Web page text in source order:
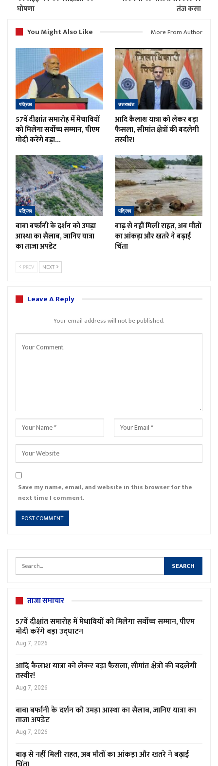
घोषणा
तंज कसा
You Might Also Like
More From Author
पत्रिका
57वें दीक्षांत समारोह में मेधावियों
को मिलेगा सर्वोच्च सम्मान, पीएम
मोदी करेंगे बड़ा…
उत्तराखंड
आदि कैलाश यात्रा को लेकर बड़ा
फैसला, सीमांत क्षेत्रों की बदलेगी
तस्वीर!
पत्रिका
बाबा बर्फानी के दर्शन को उमड़ा
आस्था का सैलाब, जानिए यात्रा
का ताजा अपडेट
पत्रिका
बाढ़ से नहीं मिली राहत, अब मौतों
का आंकड़ा और खतरे ने बढ़ाई
चिंता
PREV NEXT
Leave A Reply
Your email address will not be published.
Save my name, email, and website in this browser for the
next time I comment.
ताजा समाचार
57वें दीक्षांत समारोह में मेधावियों को मिलेगा सर्वोच्च सम्मान, पीएम
मोदी करेंगे बड़ा उद्घाटन
Aug 7, 2026
आदि कैलाश यात्रा को लेकर बड़ा फैसला, सीमांत क्षेत्रों की बदलेगी
तस्वीर!
Aug 7, 2026
बाबा बर्फानी के दर्शन को उमड़ा आस्था का सैलाब, जानिए यात्रा का
ताजा अपडेट
Aug 7, 2026
बाढ़ से नहीं मिली राहत, अब मौतों का आंकड़ा और खतरे ने बढ़ाई